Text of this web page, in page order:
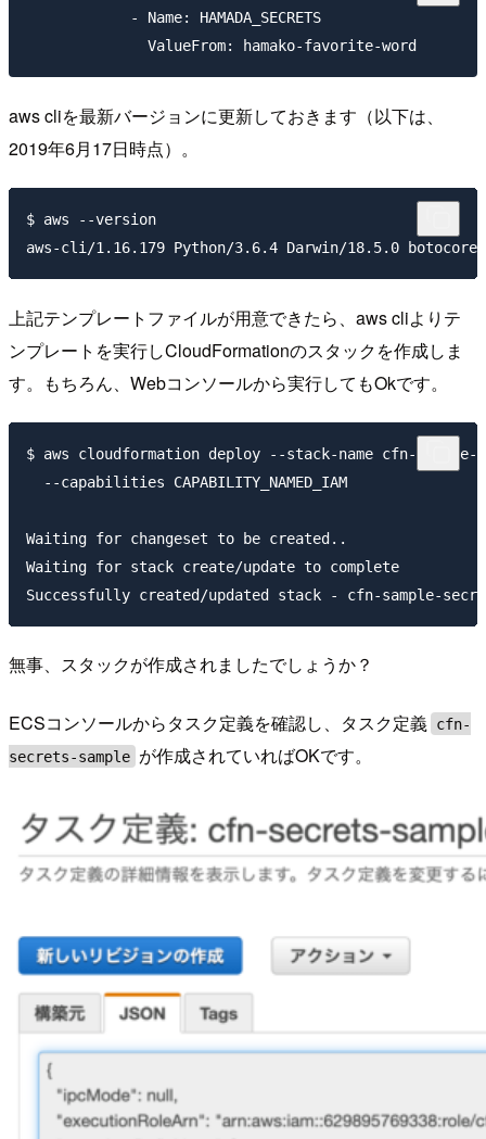
            - Name: HAMADA_SECRETS
aws cliを最新バージョンに更新しておきます（以下は、
2019年6月17日時点）。
$ aws --version
上記テンプレートファイルが用意できたら、aws cliよりテ
ンプレートを実行しCloudFormationのスタックを作成しま
す。もちろん、Webコンソールから実行してもOkです。
$ aws cloudformation deploy --stack-name cfn-
  --capabilities CAPABILITY_NAMED_IAM
Waiting for changeset to be created..
Waiting for stack create/update to complete
無事、スタックが作成されましたでしょうか？
ECSコンソールからタスク定義を確認し、タスク定義 cfn-
secrets-sample が作成されていればOKです。